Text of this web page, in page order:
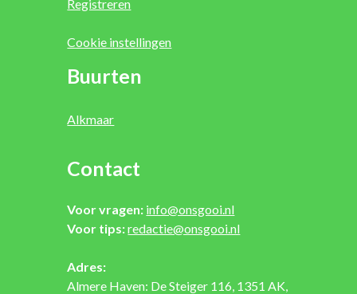
Registreren
Cookie instellingen
Buurten
Alkmaar
Contact
Voor vragen: info@onsgooi.nl
Voor tips:redactie@onsgooi.nl
Adres:
Almere Haven: De Steiger 116, 1351 AK,